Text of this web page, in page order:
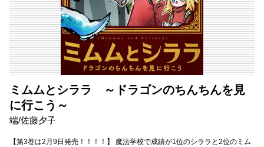
ミムムとシララ ～ドラゴンのちんちんを見
に行こう～
端/佐藤夕子
【第3巻は2月9日発売！！！！】 魔法学校で成績が1位のシララと2位のミム